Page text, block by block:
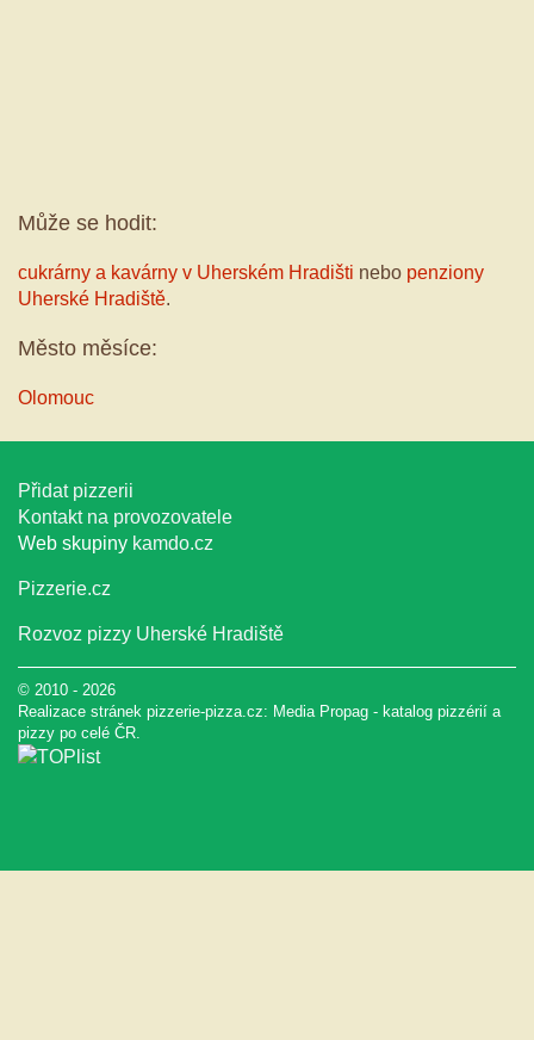
Může se hodit:
cukrárny a kavárny v Uherském Hradišti nebo penziony
Uherské Hradiště.
Město měsíce:
Olomouc
Přidat pizzerii
Kontakt na provozovatele
Web skupiny kamdo.cz
Pizzerie.cz
Rozvoz pizzy Uherské Hradiště
© 2010 - 2026
Realizace stránek pizzerie-pizza.cz: Media Propag - katalog pizzérií a
pizzy po celé ČR.